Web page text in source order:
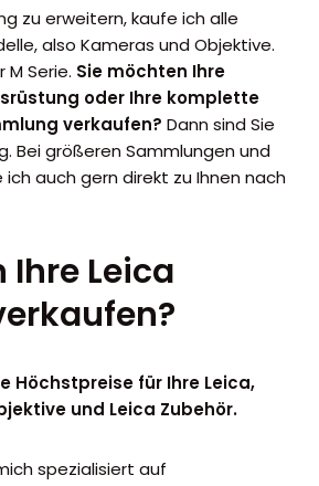
zu erweitern, kaufe ich alle
also Kameras und Objektive.
Serie. Sie möchten Ihre
oder Ihre komplette
verkaufen? Dann sind Sie
Bei größeren Sammlungen und
auch gern direkt zu Ihnen nach
Ihre Leica
Höchstpreise für Ihre Leica,
und Leica Zubehör.
spezialisiert auf